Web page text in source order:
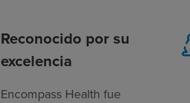
Reconocido por su
excelencia
Encompass Health fue